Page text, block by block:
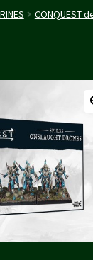
Panier Stripe
CONQUEST